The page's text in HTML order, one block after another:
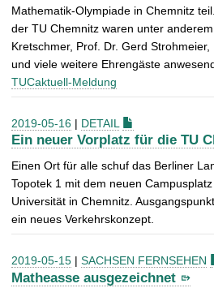
Mathematik-Olympiade in Chemnitz
der TU Chemnitz waren unter
Kretschmer, Prof. Dr. Gerd
und viele weitere Ehrengäste
TUCaktuell-Meldung
2019-05-16 | DETAIL
Ein neuer Vorplatz für die TU
Einen Ort für alle schuf das Berliner
Topotek 1 mit dem neuen
Universität in Chemnitz.
ein neues Verkehrskonzept.
2019-05-15 | SACHSEN FERNSEHEN
Matheasse ausgezeichnet